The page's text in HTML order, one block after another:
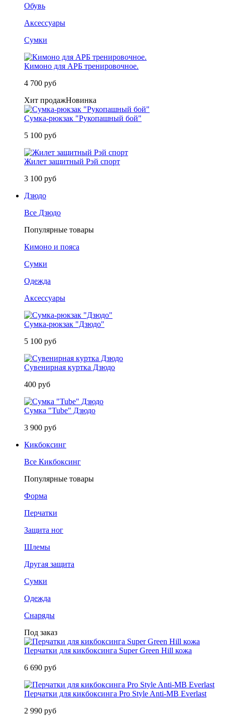
Обувь
Аксессуары
Сумки
Кимоно для АРБ тренировочное.
4 700 руб
Хит продажНовинка
Сумка-рюкзак "Рукопашный бой"
5 100 руб
Жилет защитный Рэй спорт
3 100 руб
Дзюдо
Все Дзюдо
Популярные товары
Кимоно и пояса
Сумки
Одежда
Аксессуары
Сумка-рюкзак "Дзюдо"
5 100 руб
Сувенирная куртка Дзюдо
400 руб
Сумка "Tube" Дзюдо
3 900 руб
Кикбоксинг
Все Кикбоксинг
Популярные товары
Форма
Перчатки
Защита ног
Шлемы
Другая защита
Сумки
Одежда
Снаряды
Под заказ
Перчатки для кикбоксинга Super Green Hill кожа
6 690 руб
Перчатки для кикбоксинга Pro Style Anti-MB Everlast
2 990 руб